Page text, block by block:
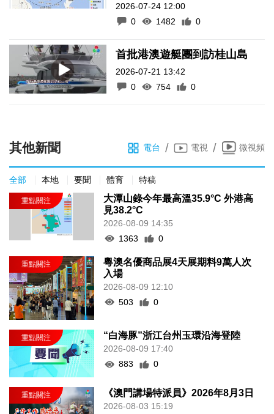
2026-07-24 12:00
0
1482 0
首批港澳遊艇團到訪桂山島
2026-07-21 13:42
0
754 0
其他新聞 電台 / 電視 / 微視頻
全部 本地 要聞 體育 特稿
大潭山錄今年最高溫35.9°C 外港高
見38.2°C
2026-08-09 14:35
1363
0
粵澳名優商品展4天展期料9萬人次
入場
2026-08-09 12:10
503
0
“白海豚”浙江台州玉環沿海登陸
2026-08-09 17:40
883
0
《澳門講場特派員》2026年8月3日
2026-08-03 15:19